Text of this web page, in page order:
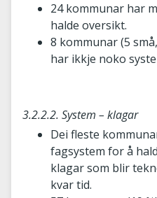
24 kommunar har
halde oversikt.
8 kommunar (5
har ikkje noko
3.2.2.2. System – klagar
Dei fleste
fagsystem for å
klagar som blir
kvar tid.